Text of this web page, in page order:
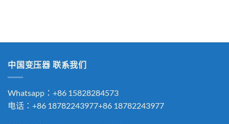
中国变压器 联系我们
Whatsapp：+86 15828284573
电话：+86 18782243977+86 18782243977